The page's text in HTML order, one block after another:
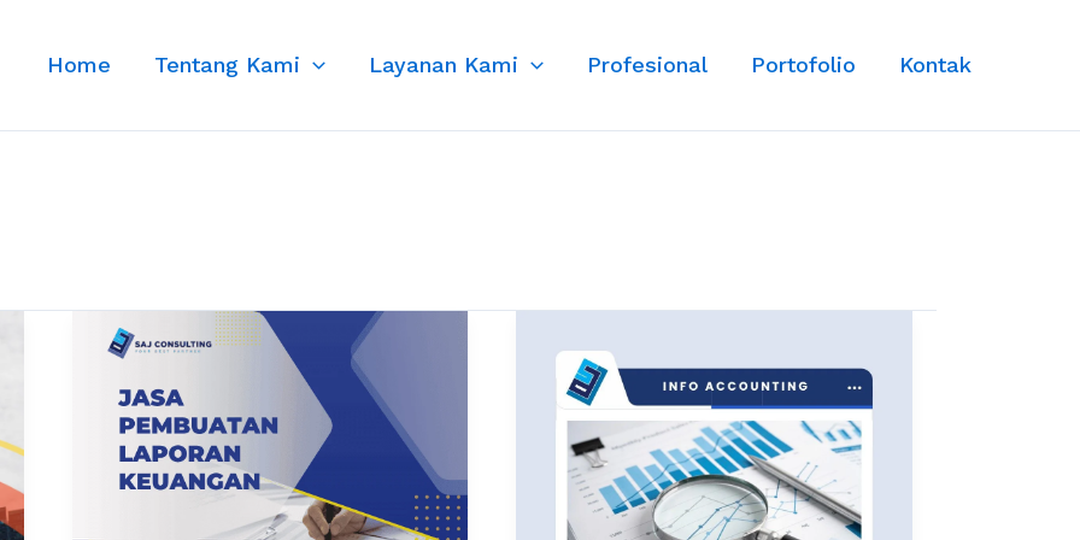
Home Tentang Kami Layanan Kami Profesional Portofolio Kontak
Jasa
Pembuatan
Laporan
Keuangan
Profesional
Bersama
SAJ
Keuangan:
Pengertian,
Jenis,
dan
Manfaat
untuk
Bisnis